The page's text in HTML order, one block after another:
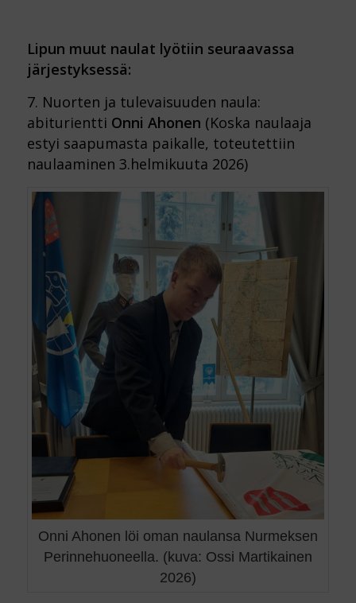
Lipun muut naulat lyötiin seuraavassa
järjestyksessä:
7. Nuorten ja tulevaisuuden naula:
abiturientti Onni Ahonen (Koska naulaaja
estyi saapumasta paikalle, toteutettiin
naulaaminen 3.helmikuuta 2026)
Onni Ahonen löi oman naulansa Nurmeksen
Perinnehuoneella. (kuva: Ossi Martikainen
2026)